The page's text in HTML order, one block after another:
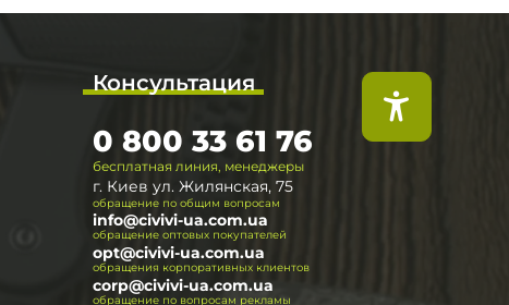
Консультация
бесплатная линия, менеджеры
0 800 33 61 76
г. Киев ул. Жилянская, 75
обращение по общим вопросам
info@civivi-ua.com.ua
обращение оптовых покупателей
opt@civivi-ua.com.ua
обращения корпоративных клиентов
corp@civivi-ua.com.ua
обращение по вопросам рекламы